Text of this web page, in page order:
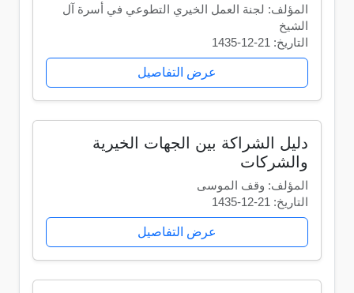
المؤلف: لجنة العمل الخيري التطوعي في أسرة آل
الشيخ
التاريخ: 21-12-1435
عرض التفاصيل
دليل الشراكة بين الجهات الخيرية
والشركات
المؤلف: وقف الموسى
التاريخ: 21-12-1435
عرض التفاصيل